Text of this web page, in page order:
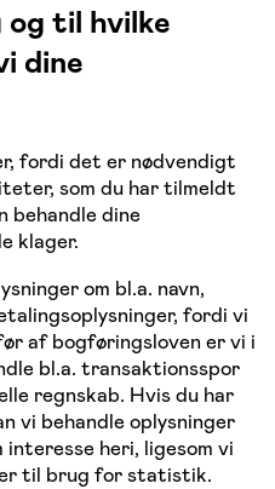
og til hvilke
dine
fordi det er nødvendigt
som du har tilmeldt
behandle dine
klager.
om bl.a. navn,
fordi vi
af bogføringsloven er vi i
bl.a. transaktionsspor
regnskab. Hvis du har
vi behandle oplysninger
heri, ligesom vi
til brug for statistik.